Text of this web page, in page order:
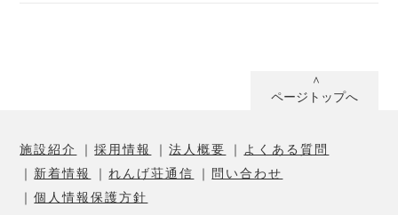
ページトップへ
施設紹介 採用情報 法人概要
よくある質問
新着情報
れんげ荘通信
問い合わせ
個人情報保護方針